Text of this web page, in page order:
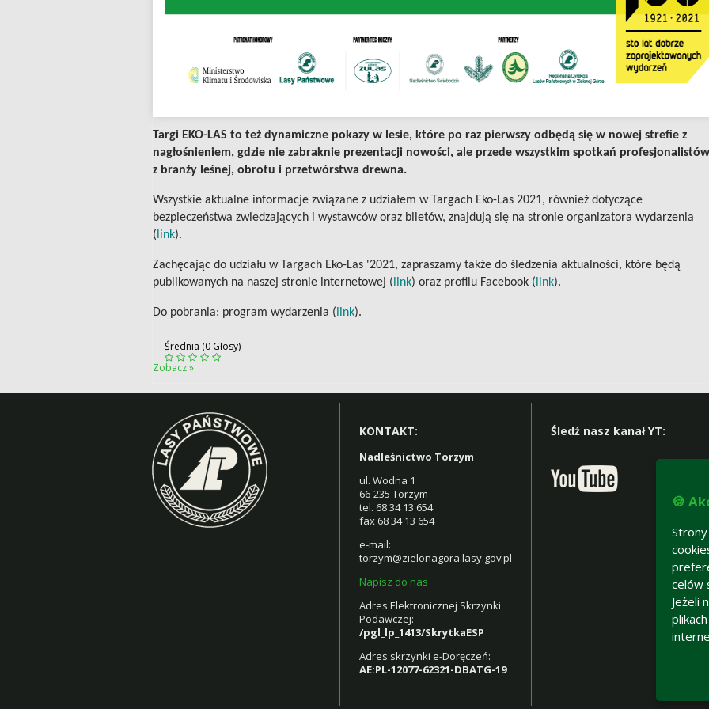
Targi EKO-LAS to też dynamiczne pokazy w lesie, które po raz pierwszy odbędą się w nowej strefie z
nagłośnieniem, gdzie nie zabraknie prezentacji nowości, ale przede wszystkim spotkań profesjonalistów
z branży leśnej, obrotu i przetwórstwa drewna.
Wszystkie aktualne informacje związane z udziałem w Targach Eko-Las 2021, również dotyczące
bezpieczeństwa zwiedzających i wystawców oraz biletów, znajdują się na stronie organizatora wydarzenia
( link).
Zachęcając do udziału w Targach Eko-Las '2021, zapraszamy także do śledzenia aktualności, które będą
publikowanych na naszej stronie internetowej ( link) oraz profilu Facebook ( link).
Do pobrania: program wydarzenia ( link).
Średnia (0 Głosy)
Zobacz »
KONTAKT:
Nadleśnictwo Torzym
ul. Wodna 1
66-235 Torzym
tel. 68 34 13 654
fax 68 34 13 654
e-mail:
torzym@zielonagora.lasy.gov.pl
Napisz do nas
Adres Elektronicznej Skrzynki
Podawczej:
/pgl_lp_1413/SkrytkaESP
Adres skrzynki e-Doręczeń:
AE:PL-12077-62321-DBATG-19
Śledź nasz kanał YT:
🍪
celów
Jeżeli